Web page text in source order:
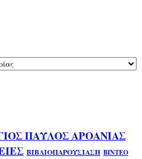
ΠΑΥΛΟΣ ΑΡΟΑΝΙΑΣ
ΒΙΒΛΙΟΠΑΡΟΥΣΙΑΣΗ ΒΙΝΤΕΟ